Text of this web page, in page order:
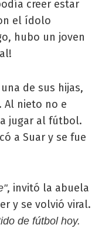
creer estar
el ídolo
hubo un joven
de sus hijas,
Al nieto no e
jugar al fútbol.
a Suar y se fue
, invitó la abuela
y se volvió viral.
de fútbol hoy.